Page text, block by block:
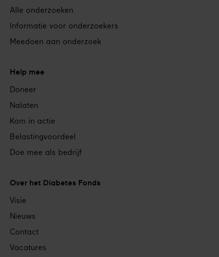
Alle onderzoeken
Informatie voor onderzoekers
Meedoen aan onderzoek
Help mee
Doneer
Nalaten
Kom in actie
Belastingvoordeel
Doe mee als bedrijf
Over het Diabetes Fonds
Visie
Nieuws
Contact
Vacatures